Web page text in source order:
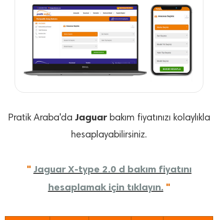
Pratik Araba'da Jaguarbakım fiyatınızı kolaylıkla
hesaplayabilirsiniz.
" Jaguar X-type 2.0 d bakım fiyatını
hesaplamak için tıklayın. "